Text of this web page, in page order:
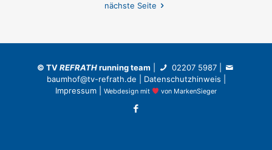
nächste Seite
©TVREFRATHrunning team 02207 5987|
baumhof@tv-refrath.de
Datenschutzhinweis
Impressum| Webdesignmit von MarkenSieger